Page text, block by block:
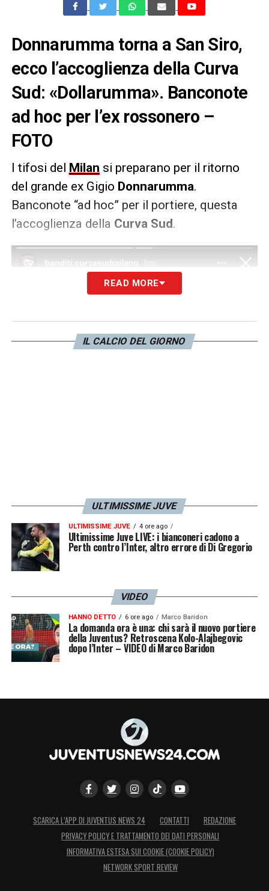
Donnarumma torna a San Siro,
ecco l’accoglienza della Curva
Sud: «Dollarumma». Banconote
ad hoc per l’ex rossonero –
FOTO
I tifosi del Milan si preparano per il ritorno
del grande ex Gigio Donnarumma.
Banconote “ad hoc” per il portiere, questa
l’accoglienza della Curva Sud.
LA PLAYLIST DELLE NOSTRE TOP NEWS
READ MORE
IL CALCIO DEL GIORNO
ULTIMISSIME JUVE
ULTIMISSIME JUVE 4 ore ago
Ultimissime Juve LIVE: i bianconeri cadono a
Perth contro l’Inter, altro errore di Di Gregorio
VIDEO
HANNO DETTO 6 ore ago Marco Baridon
La domanda ora è una: chi sarà il nuovo portiere
della Juventus? Retroscena Kolo-Alajbegovic
dopo l’Inter – VIDEO di Marco Baridon
SCARICA L’APP DI JUVENTUS NEWS 24 CONTATTI
REDAZIONE
PRIVACY POLICY E TRATTAMENTO DEI DATI PERSONALI
INFORMATIVA ESTESA SUI COOKIE (COOKIE POLICY)
NETWORK SPORT REVIEW